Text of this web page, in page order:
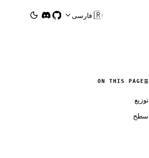
🇮🇷فارسی
ON THIS PAGE
توزیع
سطح